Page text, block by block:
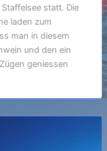
statt. Die
laden zum
man in diesem
und den ein
geniessen